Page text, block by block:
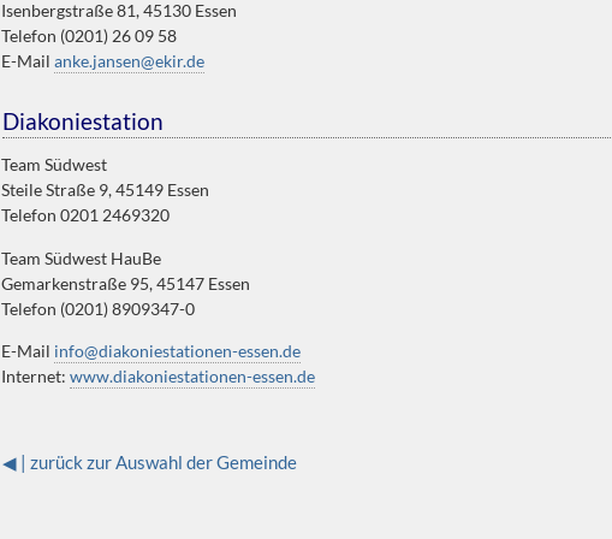
Isenbergstraße 81, 45130 Essen
Telefon (0201) 26 09 58
E-Mailanke.jansen@ekir.de
Diakoniestation
Team Südwest
Steile Straße 9, 45149 Essen
Telefon 0201 2469320
Team Südwest HauBe
Gemarkenstraße 95, 45147 Essen
Telefon (0201) 8909347-0
E-Mail info@diakoniestationen-essen.de
Internet:www.diakoniestationen-essen.de
◀ | zurück zur Auswahl der Gemeinde